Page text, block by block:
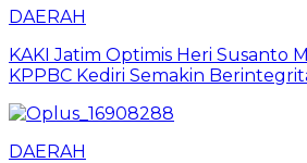
DAERAH
KAKI Jatim Optimis Heri Susanto
KPPBC Kediri Semakin
DAERAH